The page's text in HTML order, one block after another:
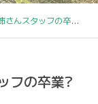
んスタッフの卒業?
フの卒業?